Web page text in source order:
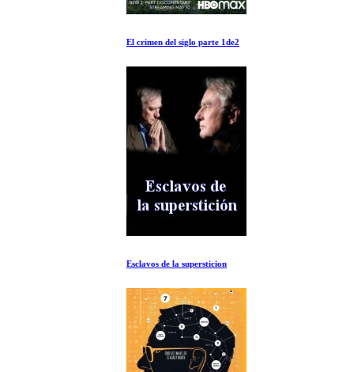
El crimen del siglo parte 1de2
Esclavos de la supersticion